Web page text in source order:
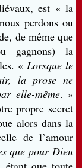
est « la
perdons ou
de même que
gagnons) la
«Lorsque le
la prose ne
elle-même. »
propre secret
alors dans la
de l’amour
que pour Dieu